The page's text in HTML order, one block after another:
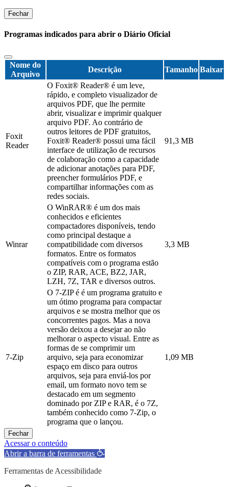
Fechar
Programas indicados para abrir o Diário Oficial
Nome do
Arquivo
Descrição Tamanho Baixar
Foxit
Reader
O Foxit® Reader® é um leve,
rápido, e completo visualizador de
arquivos PDF, que lhe permite
abrir, visualizar e imprimir qualquer
arquivo PDF. Ao contrário de
outros leitores de PDF gratuitos,
Foxit® Reader® possui uma fácil
interface de utilização de recursos
de colaboração como a capacidade
de adicionar anotações para PDF,
preencher formulários PDF, e
compartilhar informações com as
redes sociais.
91,3 MB
Winrar
O WinRAR® é um dos mais
conhecidos e eficientes
compactadores disponíveis, tendo
como principal destaque a
compatibilidade com diversos
formatos. Entre os formatos
compatíveis com o programa estão
o ZIP, RAR, ACE, BZ2, JAR,
LZH, 7Z, TAR e diversos outros.
3,3 MB
7-Zip
O 7-ZIP é é um programa gratuito e
um ótimo programa para compactar
arquivos e se mostra melhor que os
concorrentes pagos. Mas a nova
versão deixou a desejar ao não
melhorar o aspecto visual. Entre as
formas de se comprimir um
arquivo, seja para economizar
espaço em disco para outros
arquivos, seja para enviá-los por
email, um formato novo tem se
destacado em um segmento
dominado por ZIP e RAR, é o 7Z,
também conhecido como 7-Zip, o
programa que o lançou.
1,09 MB
Fechar
Acessar o conteúdo
Abrir a barra de ferramentas
Ferramentas de Acessibilidade